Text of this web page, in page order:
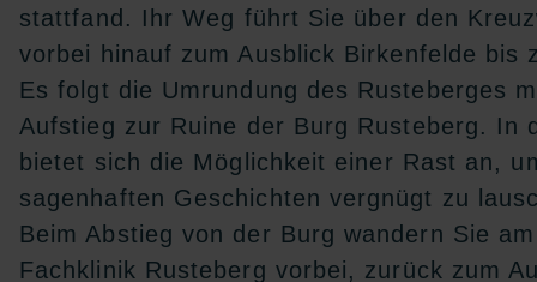
stattfand. Ihr Weg führt Sie über den
vorbei hinauf zum Ausblick Birkenfelde bis
Es folgt die Umrundung des Rusteberges
Aufstieg zur Ruine der Burg Rusteberg. In
bietet sich die Möglichkeit einer Rast an,
sagenhaften Geschichten vergnügt zu
Beim Abstieg von der Burg wandern Sie
Fachklinik Rusteberg vorbei, zurück zum